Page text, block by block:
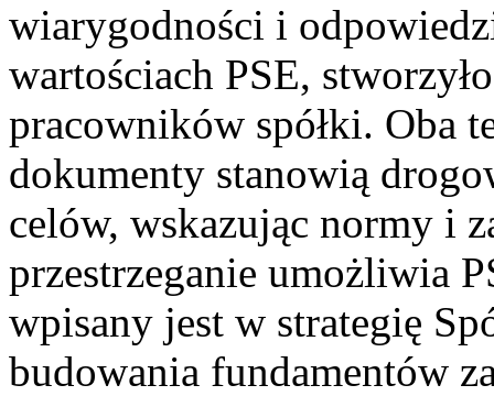
wiarygodności i
wartościach PSE,
pracowników spółki. Oba
dokumenty stanowią
celów, wskazując normy i
przestrzeganie umożliwia
wpisany jest w strategię
budowania fundamentów